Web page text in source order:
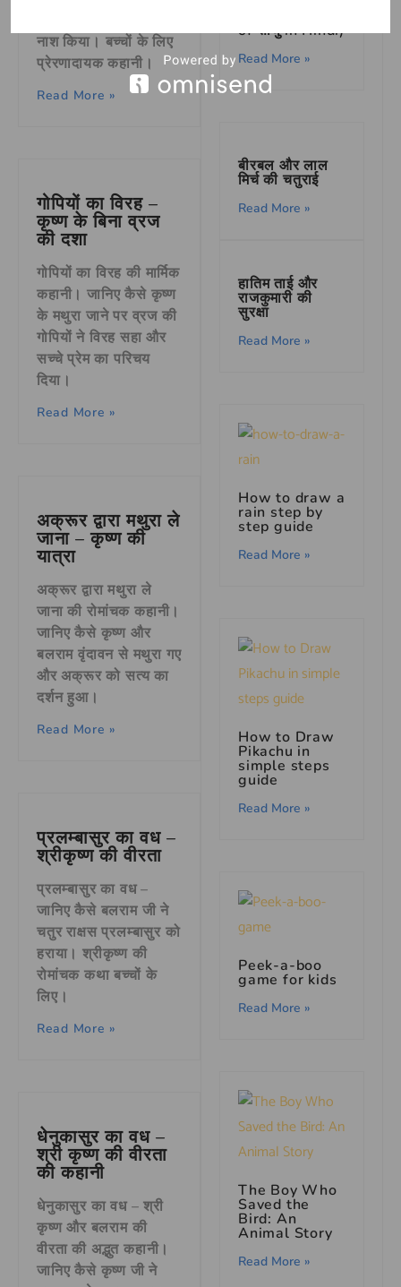
नाश किया। बच्चों के लिए
प्रेरणादायक कहानी।
Read More »
गोपियों का विरह –
कृष्ण के बिना व्रज
की दशा
गोपियों का विरह की मार्मिक
कहानी। जानिए कैसे कृष्ण
के मथुरा जाने पर व्रज की
गोपियों ने विरह सहा और
सच्चे प्रेम का परिचय
दिया।
Read More »
अक्रूर द्वारा मथुरा ले
जाना – कृष्ण की
यात्रा
अक्रूर द्वारा मथुरा ले
जाना की रोमांचक कहानी।
जानिए कैसे कृष्ण और
बलराम वृंदावन से मथुरा गए
और अक्रूर को सत्य का
दर्शन हुआ।
Read More »
प्रलम्बासुर का वध –
श्रीकृष्ण की वीरता
प्रलम्बासुर का वध –
जानिए कैसे बलराम जी ने
चतुर राक्षस प्रलम्बासुर को
हराया। श्रीकृष्ण की
रोमांचक कथा बच्चों के
लिए।
Read More »
धेनुकासुर का वध –
श्री कृष्ण की वीरता
की कहानी
धेनुकासुर का वध – श्री
कृष्ण और बलराम की
वीरता की अद्भुत कहानी।
जानिए कैसे कृष्ण जी ने
of साधु in Hindi)
Read More »
बीरबल और लाल
मिर्च की चतुराई
Read More »
हातिम ताई और
राजकुमारी की
सुरक्षा
Read More »
How to draw a
rain step by
step guide
Read More »
How to Draw
Pikachu in
simple steps
guide
Read More »
Peek-a-boo
game for kids
Read More »
The Boy Who
Saved the
Bird: An
Animal Story
Read More »